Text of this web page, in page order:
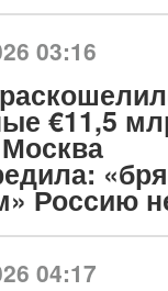
03:16
€11,5
Россию
04:17